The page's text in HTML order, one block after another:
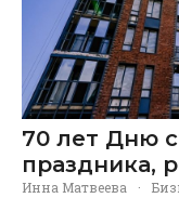
70 лет Дню
праздника,
Инна Матвеева ·